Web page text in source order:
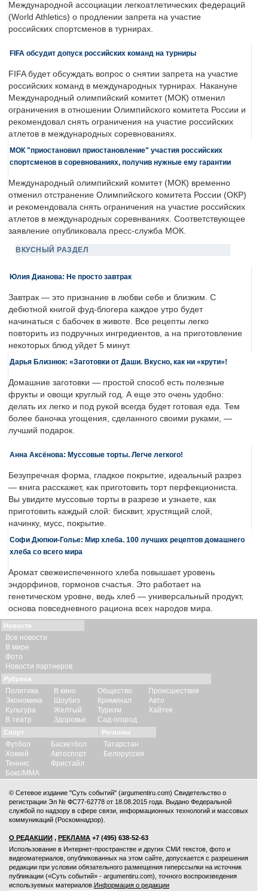
Международной ассоциации легкоатлетических федераций
(World Athletics) о продлении запрета на участие
российских спортсменов в турнирах.
FIFA обсудит допуск российских команд на турниры
FIFA будет обсуждать вопрос о снятии запрета на участие
российских команд в международных турнирах. Накануне
Международный олимпийский комитет (МОК) отменил
ограничения в отношении Олимпийского комитета России и
рекомендовал снять ограничения на участие российских
атлетов в международных соревнованиях.
МОК "приостановил приостановление" участия российских
спортсменов в соревнованиях, получив нужные ему гарантии
Международный олимпийский комитет (МОК) временно
отменил отстранение Олимпийского комитета России (ОКР)
и рекомендовала снять ограничения на участие российских
атлетов в международных соревнваниях. Соответствующее
заявление опубликовала пресс-служба МОК.
ВКУСНЫЙ РАЗДЕЛ
Юлия Дианова: Не просто завтрак
Завтрак — это признание в любви себе и близким. С
дебютной книгой фуд-блогера каждое утро будет
начинаться с бабочек в животе. Все рецепты легко
повторить из подручных ингредиентов, а на приготовление
некоторых блюд уйдет 5 минут.
Дарья Близнюк: «Заготовки от Даши. Вкусно, как ни «крути»!
Домашние заготовки — простой способ есть полезные
фрукты и овощи круглый год. А еще это очень удобно:
делать их легко и под рукой всегда будет готовая еда. Тем
более баночка угощения, сделанного своими руками, —
лучший подарок.
Анна Аксёнова: Муссовые торты. Легче легкого!
Безупречная форма, гладкое покрытие, идеальный разрез
— книга расскажет, как приготовить торт перфекциониста.
Вы увидите муссовые торты в разрезе и узнаете, как
приготовить каждый слой: бисквит, хрустящий слой,
начинку, мусс, покрытие.
Софи Дюпюи-Голье: Мир хлеба. 100 лучших рецептов домашнего
хлеба со всего мира
Аромат свежеиспеченного хлеба повышает уровень
эндорфинов, гормонов счастья. Это работает на
генетическом уровне, ведь хлеб — универсальный продукт,
основа повседневного рациона всех народов мира.
Новости
Все новости
В мире
Фото
Новости партнеров
Рубрики
Политика
Экономика
Культура
В театр
В кино
Шоубиз
Желтый
Здоровье
Общество
Криминал
Туризм
Сад-огород
Происшествия
Авто
Хайтек
Спорт
Футбол
Хоккей
Теннис
Бокс/ММА
Баскетбол
Автоспорт
Фристайл
Регионы
Татарстан
Белоруссия
© Сетевое издание "Суть событий" (argumentiru.com) Свидетельство о
регистрации Эл № ФС77-62778 от 18.08.2015 года. Выдано Федеральной
службой по надзору в сфере связи, информационных технологий и массовых
коммуникаций (Роскомнадзор).
О РЕДАКЦИИ , РЕКЛАМА +7 (495) 638-52-63
Использование в Интернет-пространстве и других СМИ текстов, фото и
видеоматериалов, опубликованных на этом сайте, допускается с разрешения
редакции при условии обязательного размещения гиперссылки на источник
публикации («Суть событий» - argumentiru.com), точного воспроизведения
используемых материалов. Информация о редакции